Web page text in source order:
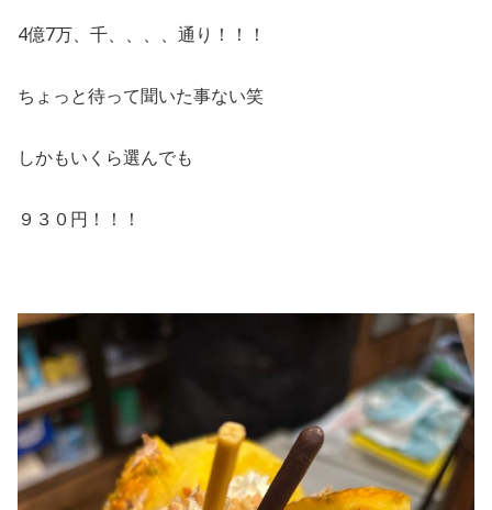
4億7万、千、、、、通り！！！
ちょっと待って聞いた事ない笑
しかもいくら選んでも
９３０円！！！